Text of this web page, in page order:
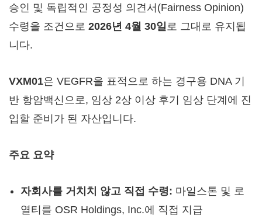
승인 및 독립적인 공정성 의견서(Fairness Opinion)
수령을 조건으로 2026년 4월 30일로 그대로 유지됩
니다.
VXM01은 VEGFR을 표적으로 하는 경구용 DNA 기
반 항암백신으로, 임상 2상 이상 후기 임상 단계에 진
입할 준비가 된 자산입니다.
주요 요약
자회사를 거치치 않고 직접 수령: 마일스톤 및 로
열티를 OSR Holdings, Inc.에 직접 지급